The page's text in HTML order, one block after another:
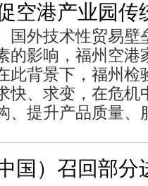
空港产业园传
国外技术性贸易壁
的影响，福州空港
此背景下，福州检
快、求变，在危机
、提升产品质量、
国）召回部